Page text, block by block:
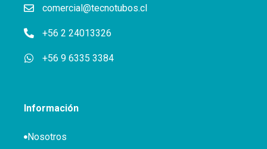
comercial@tecnotubos.cl
+56 2 24013326
+56 9 6335 3384
Información
Nosotros